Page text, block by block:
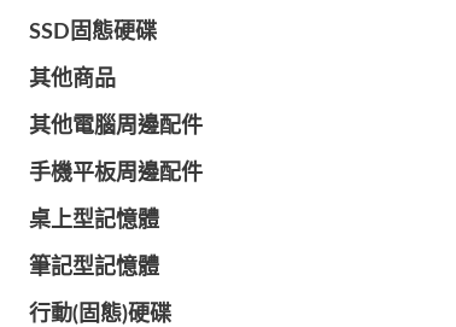
SSD固態硬碟
其他商品
其他電腦周邊配件
手機平板周邊配件
桌上型記憶體
筆記型記憶體
行動(固態)硬碟